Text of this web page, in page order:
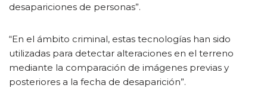
desapariciones de personas”.
“En el ámbito criminal, estas tecnologías han sido
utilizadas para detectar alteraciones en el terreno
mediante la comparación de imágenes previas y
posteriores a la fecha de desaparición”.